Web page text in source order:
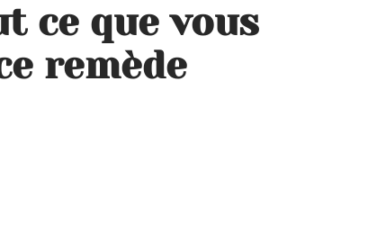
ce que vous
remède